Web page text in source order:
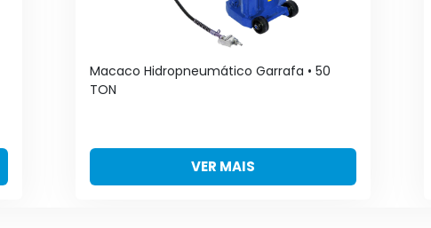
Macaco Hidropneumático Garrafa • 50
TON
VER MAIS